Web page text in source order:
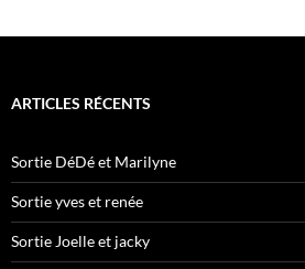
ARTICLES RÉCENTS
Sortie DéDé et Marilyne
Sortie yves et renée
Sortie Joelle et jacky